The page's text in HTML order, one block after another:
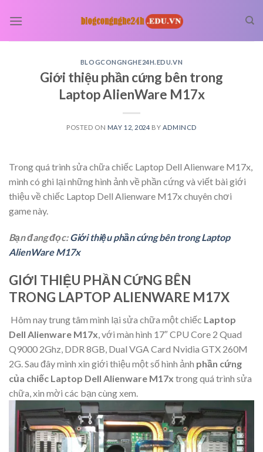
BLOGCONGNGHE24H.EDU.VN
Giới thiệu phần cứng bên trong
Laptop AlienWare M17x
POSTED ON MAY 12, 2024 BY ADMINCD
Trong quá trình sửa chữa chiếc Laptop Dell Alienware M17x,
mình có ghi lại những hình ảnh về phần cứng và viết bài giới
thiệu về chiếc Laptop Dell Alienware M17x chuyên chơi
game này.
Bạn đang đọc:Giới thiệu phần cứng bên trong Laptop
AlienWare M17x
GIỚI THIỆU PHẦN CỨNG BÊN
TRONG LAPTOP ALIENWARE M17X
Hôm nay trung tâm mình lại sửa chữa một chiếc Laptop
Dell Alienware M17x, với màn hình 17″ CPU Core 2 Quad
Q9000 2Ghz, DDR 8GB, Dual VGA Card Nvidia GTX 260M
2G. Sau đây mình xin giới thiệu một số hình ảnh phần cứng
của chiếc Laptop Dell Alienware M17x trong quá trình sửa
chữa, xin mời các bạn cùng xem.